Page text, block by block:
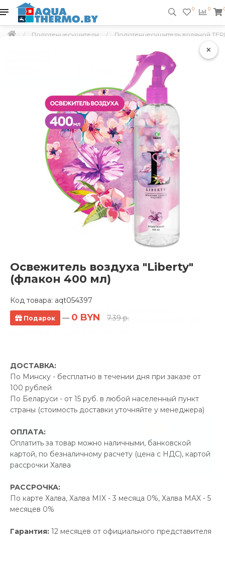
×
Освежитель воздуха "Liberty"
(флакон 400 мл)
Код товара: aqt054397
Подарок — 0 BYN 7.39 р.
ДОСТАВКА:
По Минску - бесплатно в течении дня при заказе от
100 рублей
По Беларуси - от 15 руб. в любой населенный пункт
страны (стоимость доставки уточняйте у менеджера)
ОПЛАТА:
Оплатить за товар можно наличными, банковской
картой, по безналичному расчету (цена с НДС), картой
рассрочки Халва
РАССРОЧКА:
По карте Халва, Халва MIX - 3 месяца 0%, Халва MAX - 5
месяцев 0%
Гарантия: 12 месяцев от официального представителя
0 0
Полотенцесушители Полотенцесушитель водяной
Полотенцесушитель водяной
TERMINUS Стандарт 500x800/8 1/2"
Производитель:TERMINUS
Код Товара: aqt055948
Экономия26.00 р.
Позвонить и назвать промокод
В наличии
494.00 р. 520.00 р. 26.00 р.